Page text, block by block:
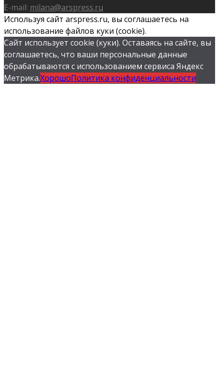
E-mail: milana@arspress.ru
Используя сайт arspress.ru, вы соглашаетесь на
использование файлов куки (cookie).
Сайт использует cookie (куки). Оставаясь на сайте, вы
соглашаетесь, что ваши персональные данные
обрабатываются с использованием сервиса Яндекс
Метрика.ХорошоПолитика конфиденциальности